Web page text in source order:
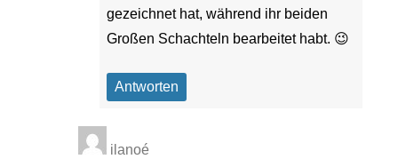
gezeichnet hat, während ihr beiden
Großen Schachteln bearbeitet habt. 😉
Antworten
ilanoé